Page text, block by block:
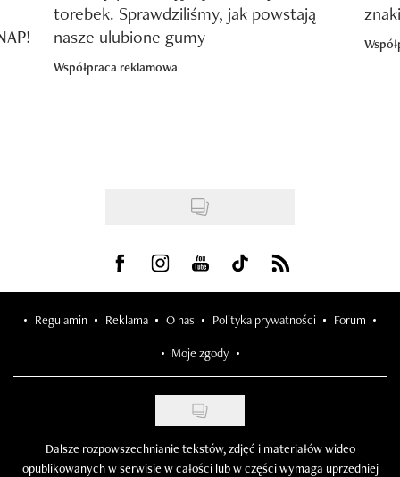
torebek. Sprawdziliśmy, jak powstają
nasze ulubione gumy
Współpraca reklamowa
Visit us on Facebook
Visit us on Instagram
Visit us on Youtube
Visit us on Tiktok
Visit us on Rss
Regulamin Reklama O nas Polityka prywatności Forum
Moje zgody
Dalsze rozpowszechnianie tekstów, zdjęć i materiałów wideo
opublikowanych w serwisie w całości lub w części wymaga uprzedniej